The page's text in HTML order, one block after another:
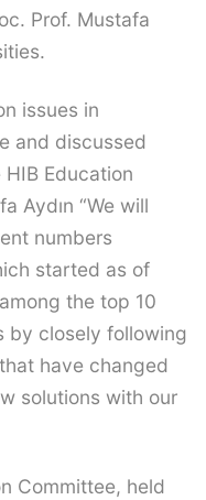
Prof. Mustafa
issues in
and discussed
Education
Aydın “We will
numbers
started as of
the top 10
by closely following
have changed
solutions with our
Committee, held